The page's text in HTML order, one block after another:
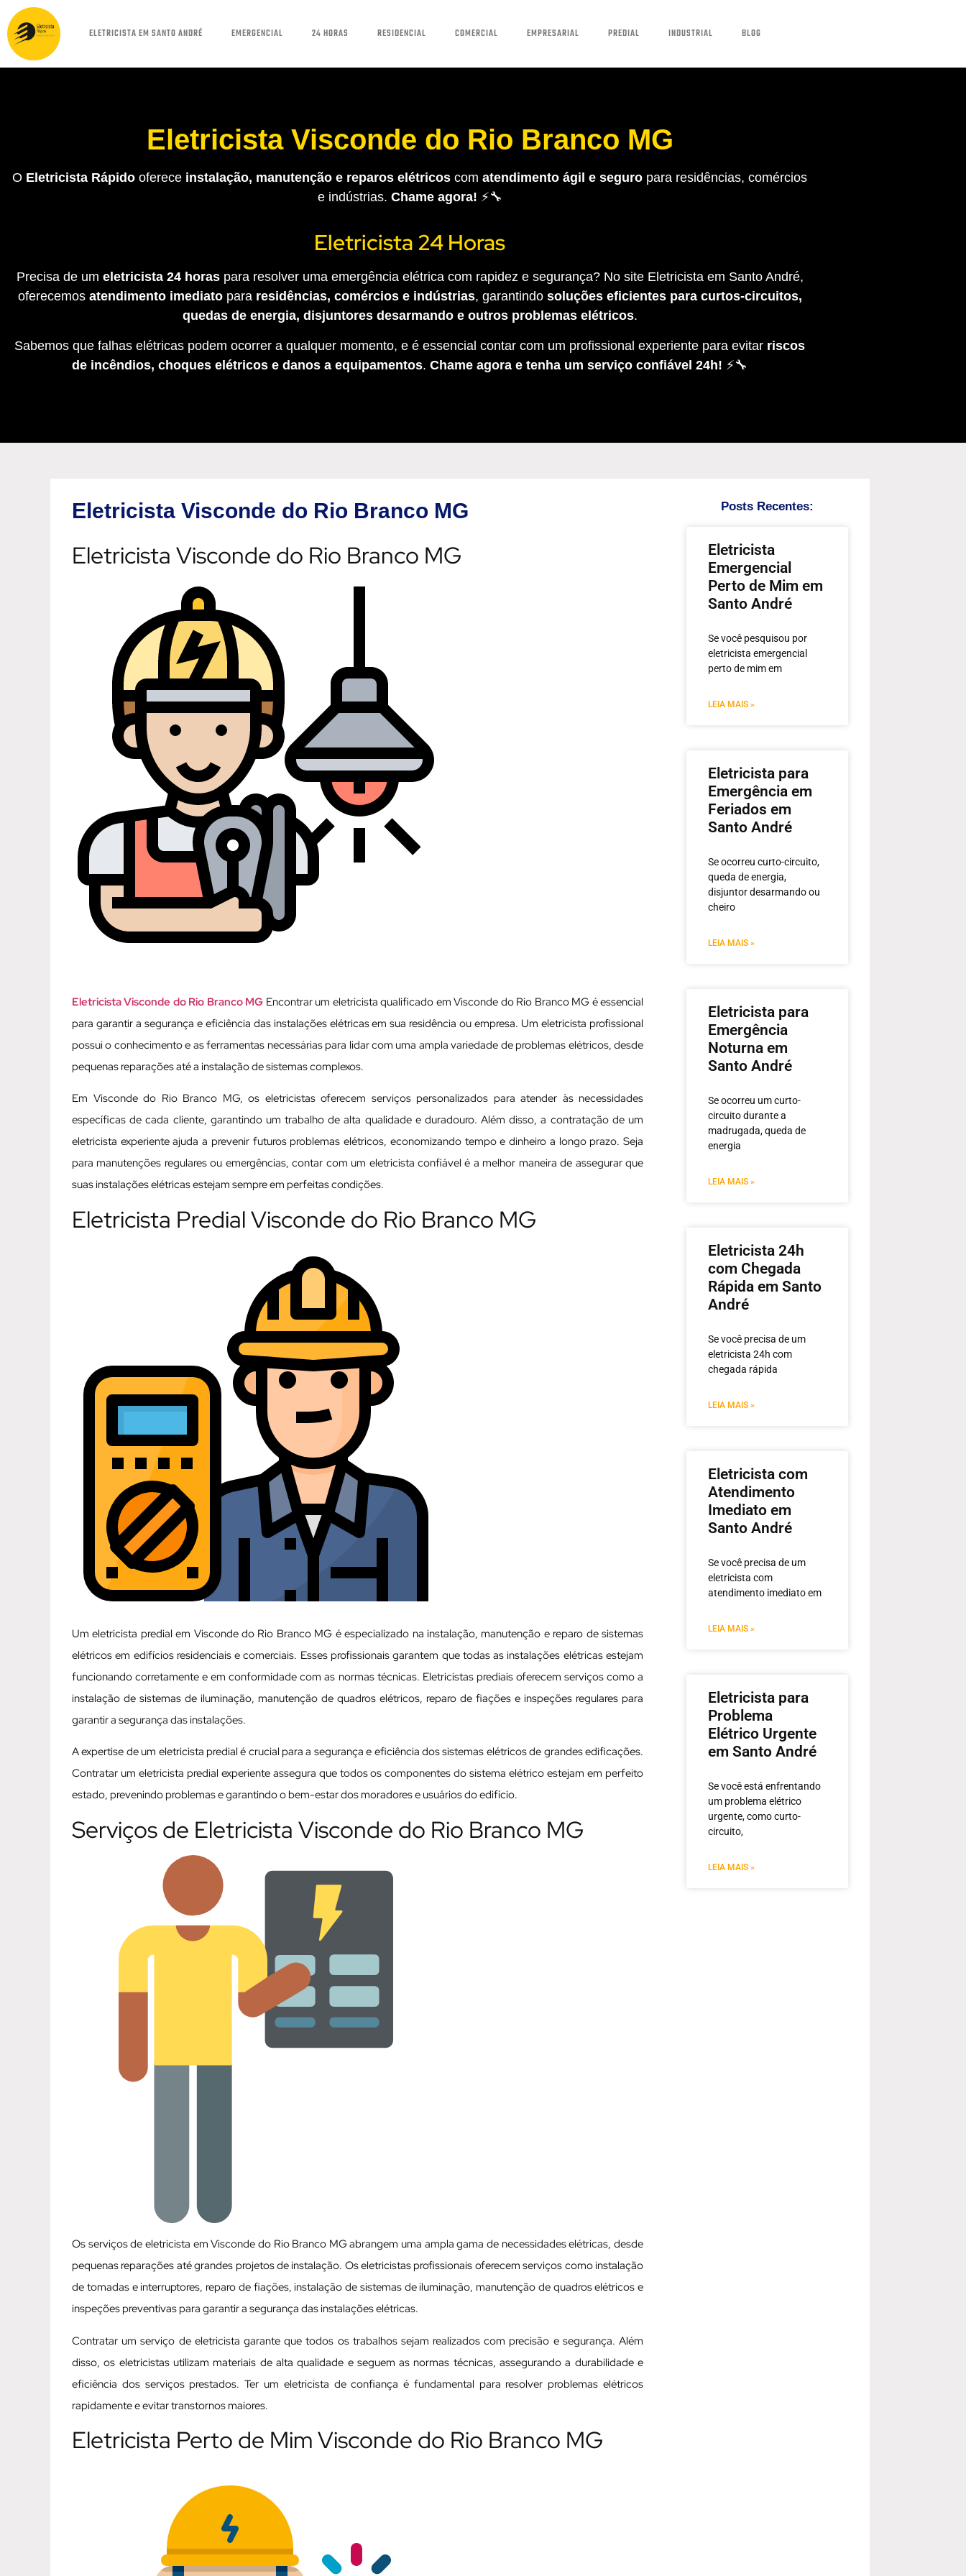
ELETRICISTA EM SANTO ANDRÉ EMERGENCIAL 24 HORAS RESIDENCIAL COMERCIAL EMPRESARIAL PREDIAL INDUSTRIAL BLOG
Eletricista Visconde do Rio Branco MG
O Eletricista Rápido oferece instalação, manutenção e reparos elétricos com atendimento ágil e seguro para residências, comércios
e indústrias. Chame agora! ⚡🔧
Eletricista 24 Horas
Precisa de um eletricista 24 horaspara resolver uma emergência elétrica com rapidez e segurança? No site Eletricista em Santo André,
oferecemos atendimento imediatopara residências, comércios e indústrias, garantindo soluções eficientes para curtos-circuitos,
quedas de energia, disjuntores desarmando e outros problemas elétricos.
Sabemos que falhas elétricas podem ocorrer a qualquer momento, e é essencial contar com um profissional experiente para evitar riscos
de incêndios, choques elétricos e danos a equipamentos. Chame agora e tenha um serviço confiável 24h! ⚡🔧
Eletricista Visconde do Rio Branco MG
Eletricista Visconde do Rio Branco MG
Eletricista Visconde do Rio Branco MG Encontrar um eletricista qualificado em Visconde do Rio Branco MG é essencial
para garantir a segurança e eficiência das instalações elétricas em sua residência ou empresa. Um eletricista profissional
possui o conhecimento e as ferramentas necessárias para lidar com uma ampla variedade de problemas elétricos, desde
pequenas reparações até a instalação de sistemas complexos.
Em Visconde do Rio Branco MG, os eletricistas oferecem serviços personalizados para atender às necessidades
específicas de cada cliente, garantindo um trabalho de alta qualidade e duradouro. Além disso, a contratação de um
eletricista experiente ajuda a prevenir futuros problemas elétricos, economizando tempo e dinheiro a longo prazo. Seja
para manutenções regulares ou emergências, contar com um eletricista confiável é a melhor maneira de assegurar que
suas instalações elétricas estejam sempre em perfeitas condições.
Eletricista Predial Visconde do Rio Branco MG
Um eletricista predial em Visconde do Rio Branco MG é especializado na instalação, manutenção e reparo de sistemas
elétricos em edifícios residenciais e comerciais. Esses profissionais garantem que todas as instalações elétricas estejam
funcionando corretamente e em conformidade com as normas técnicas. Eletricistas prediais oferecem serviços como a
instalação de sistemas de iluminação, manutenção de quadros elétricos, reparo de fiações e inspeções regulares para
garantir a segurança das instalações.
A expertise de um eletricista predial é crucial para a segurança e eficiência dos sistemas elétricos de grandes edificações.
Contratar um eletricista predial experiente assegura que todos os componentes do sistema elétrico estejam em perfeito
estado, prevenindo problemas e garantindo o bem-estar dos moradores e usuários do edifício.
Serviços de Eletricista Visconde do Rio Branco MG
Os serviços de eletricista em Visconde do Rio Branco MG abrangem uma ampla gama de necessidades elétricas, desde
pequenas reparações até grandes projetos de instalação. Os eletricistas profissionais oferecem serviços como instalação
de tomadas e interruptores, reparo de fiações, instalação de sistemas de iluminação, manutenção de quadros elétricos e
inspeções preventivas para garantir a segurança das instalações elétricas.
Contratar um serviço de eletricista garante que todos os trabalhos sejam realizados com precisão e segurança. Além
disso, os eletricistas utilizam materiais de alta qualidade e seguem as normas técnicas, assegurando a durabilidade e
eficiência dos serviços prestados. Ter um eletricista de confiança é fundamental para resolver problemas elétricos
rapidamente e evitar transtornos maiores.
Eletricista Perto de Mim Visconde do Rio Branco MG
Posts Recentes:
Eletricista
Emergencial
Perto de Mim em
Santo André
Se você pesquisou por
eletricista emergencial
perto de mim em
LEIA MAIS »
Eletricista para
Emergência em
Feriados em
Santo André
Se ocorreu curto-circuito,
queda de energia,
disjuntor desarmando ou
cheiro
LEIA MAIS »
Eletricista para
Emergência
Noturna em
Santo André
Se ocorreu um curto-
circuito durante a
madrugada, queda de
energia
LEIA MAIS »
Eletricista 24h
com Chegada
Rápida em Santo
André
Se você precisa de um
eletricista 24h com
chegada rápida
LEIA MAIS »
Eletricista com
Atendimento
Imediato em
Santo André
Se você precisa de um
eletricista com
atendimento imediato em
LEIA MAIS »
Eletricista para
Problema
Elétrico Urgente
em Santo André
Se você está enfrentando
um problema elétrico
urgente, como curto-
circuito,
LEIA MAIS »